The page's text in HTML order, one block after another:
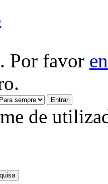
. Por favor
de